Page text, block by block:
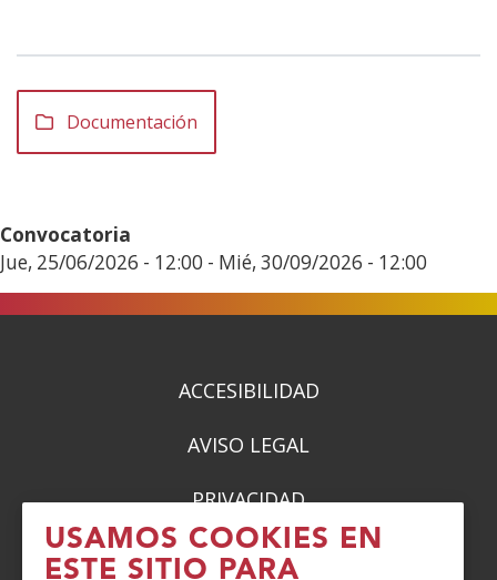
USAMOS COOKIES EN
ESTE SITIO PARA
Documentación
Convocatoria
Jue, 25/06/2026 - 12:00 - Mié, 30/09/2026 - 12:00
ACCESIBILIDAD
AVISO LEGAL
PRIVACIDAD
POLÍTICA DE COOKIES